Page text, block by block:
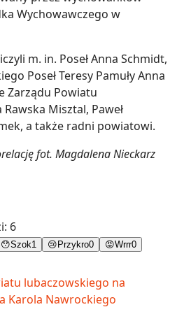
Wychowawczego w
m. in. Poseł Anna Schmidt,
Poseł Teresy Pamuły Anna
Zarządu Powiatu
Misztal, Paweł
a także radni powiatowi.
fot. Magdalena Nieckarz
6
😯Szok1 😢 Przykro0 😡Wrrr0